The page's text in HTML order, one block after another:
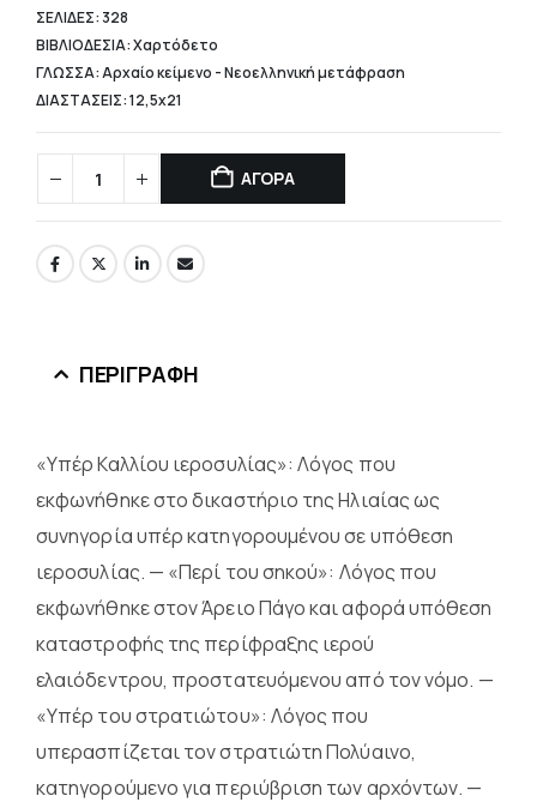
ΣΕΛΙΔΕΣ: 328
ΒΙΒΛΙΟΔΕΣΙΑ: Χαρτόδετο
ΓΛΩΣΣΑ: Αρχαίο κείμενο - Νεοελληνική μετάφραση
ΔΙΑΣΤΑΣΕΙΣ: 12,5x21
ΑΓΟΡΑ
ΠΕΡΙΓΡΑΦΉ
«Υπέρ Καλλίου ιεροσυλίας»: Λόγος που
εκφωνήθηκε στο δικαστήριο της Ηλιαίας ως
συνηγορία υπέρ κατηγορουμένου σε υπόθεση
ιεροσυλίας. — «Περί του σηκού»: Λόγος που
εκφωνήθηκε στον Άρειο Πάγο και αφορά υπόθεση
καταστροφής της περίφραξης ιερού
ελαιόδεντρου, προστατευόμενου από τον νόμο. —
«Υπέρ του στρατιώτου»: Λόγος που
υπερασπίζεται τον στρατιώτη Πολύαινο,
κατηγορούμενο για περιύβριση των αρχόντων. —